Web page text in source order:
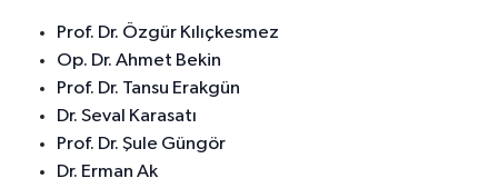
Prof. Dr. Özgür Kılıçkesmez
Op. Dr. Ahmet Bekin
Prof. Dr. Tansu Erakgün
Dr. Seval Karasatı
Prof. Dr. Şule Güngör
Dr. Erman Ak